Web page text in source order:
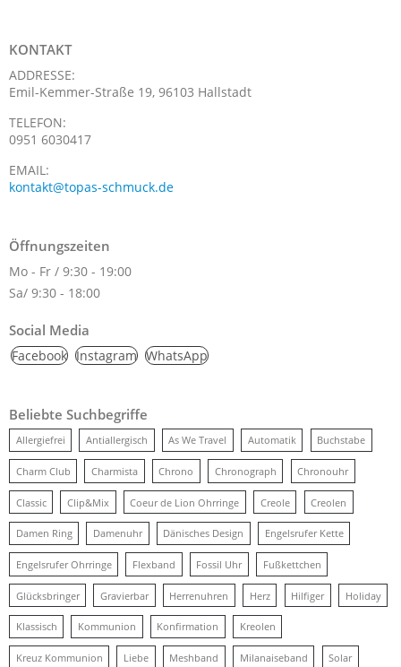
KONTAKT
ADDRESSE:
Emil-Kemmer-Straße 19, 96103 Hallstadt
TELEFON:
0951 6030417
EMAIL:
kontakt@topas-schmuck.de
Öffnungszeiten
Mo - Fr / 9:30 - 19:00
Sa/ 9:30 - 18:00
Social Media
Facebook Instagram WhatsApp
Beliebte Suchbegriffe
Allergiefrei Antiallergisch As We Travel Automatik Buchstabe
Charm Club Charmista Chrono Chronograph Chronouhr
Classic Clip&Mix Coeur de Lion Ohrringe Creole Creolen
Damen Ring Damenuhr Dänisches Design Engelsrufer Kette
Engelsrufer Ohrringe Flexband Fossil Uhr Fußkettchen
Glücksbringer Gravierbar Herrenuhren Herz Hilfiger Holiday
Klassisch Kommunion Konfirmation Kreolen
Kreuz Kommunion Liebe Meshband Milanaiseband Solar